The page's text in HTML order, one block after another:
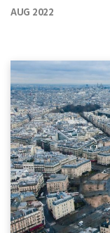
AUG 2022